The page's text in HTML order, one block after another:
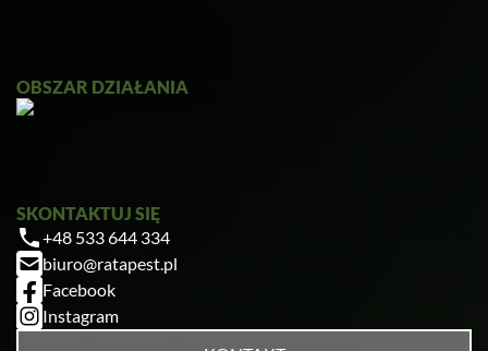
Zrobiłem/am już coś sam/a przed zabiegiem
— pomogłem czy zaszkodziłem?
OBSZAR DZIAŁANIA
SKONTAKTUJ SIĘ
+48 533 644 334
biuro@ratapest.pl
Facebook
Instagram